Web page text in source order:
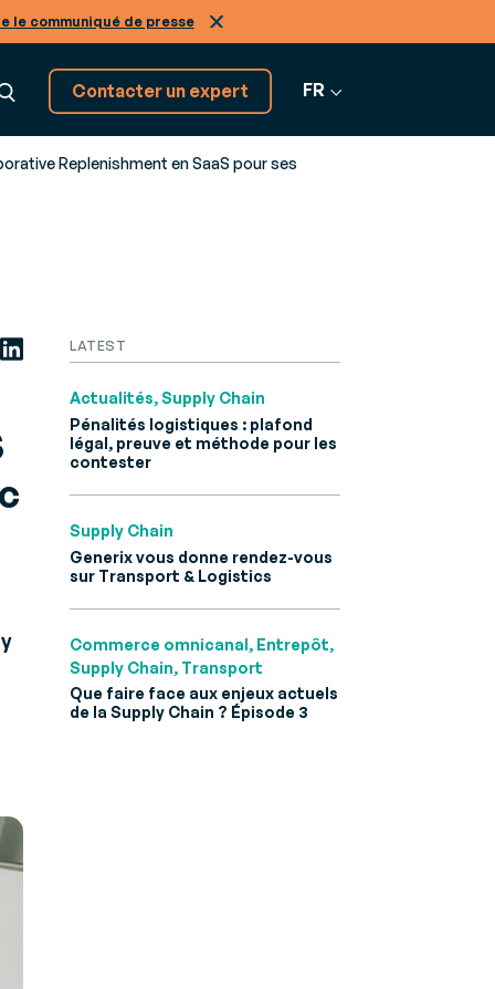
le communiqué de presse
Contacter un expert FR
Replenishment en SaaS pour ses
LATEST
Actualités, Supply Chain
Pénalités logistiques : plafond
légal, preuve et méthode pour les
contester
Supply Chain
Generix vous donne rendez-vous
sur Transport & Logistics
Commerce omnicanal, Entrepôt,
Supply Chain, Transport
Que faire face aux enjeux actuels
de la Supply Chain ? Épisode 3